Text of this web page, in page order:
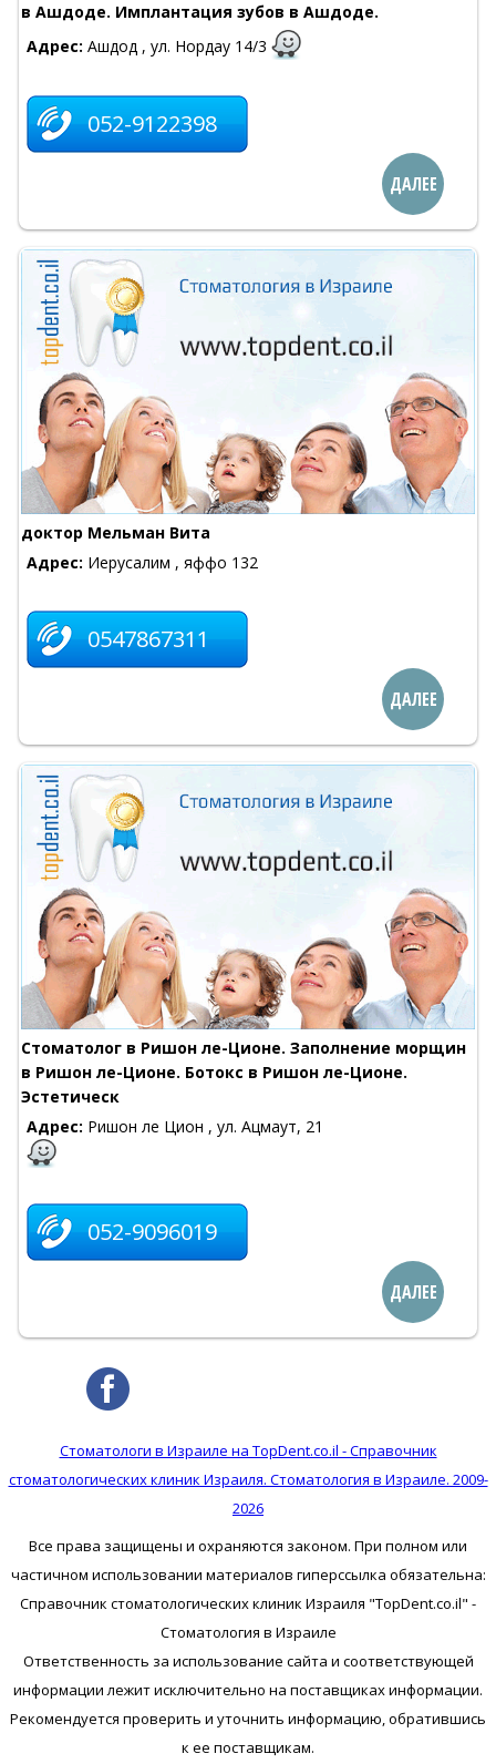
в Ашдоде. Имплантация зубов в Ашдоде.
Адрес: Ашдод , ул. Нордау 14/3
052-9122398
ДАЛЕЕ
доктор Мельман Вита
Адрес: Иерусалим , яффо 132
0547867311
ДАЛЕЕ
Стоматолог в Ришон ле-Ционе. Заполнение морщин
в Ришон ле-Ционе. Ботокс в Ришон ле-Ционе.
Эстетическ
Адрес: Ришон ле Цион , ул. Ацмаут, 21
052-9096019
ДАЛЕЕ
Стоматологи в Израиле на TopDent.co.il - Справочник
стоматологических клиник Израиля. Стоматология в Израиле. 2009-
2026
Все права защищены и охраняются законом. При полном или
частичном использовании материалов гиперссылка обязательна:
Справочник стоматологических клиник Израиля "TopDent.co.il" -
Стоматология в Израиле
Ответственность за использование сайта и соответствующей
информации лежит исключительно на поставщиках информации.
Рекомендуется проверить и уточнить информацию, обратившись
к ее поставщикам.